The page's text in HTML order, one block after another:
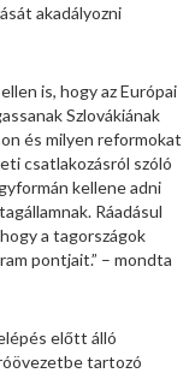
akadályozni
is, hogy az Európai
Szlovákiának
és milyen reformokat
csatlakozásról szóló
kellene adni
Ráadásul
a tagországok
pontjait.” – mondta
előtt álló
tartozó